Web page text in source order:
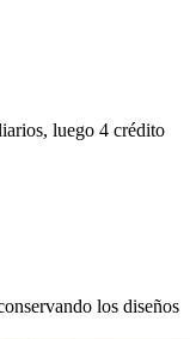
luego 4 crédito
los diseños